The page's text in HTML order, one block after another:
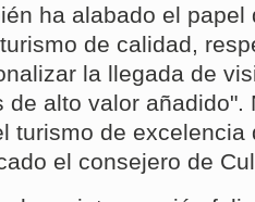
ha alabado el papel
de calidad,
la llegada de
de alto valor
turismo de excelencia
el consejero de